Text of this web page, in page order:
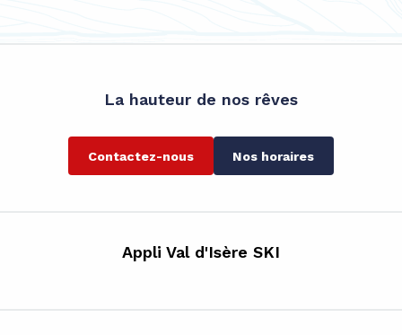
La hauteur de nos rêves
Contactez-nous Nos horaires
Appli Val d'Isère SKI